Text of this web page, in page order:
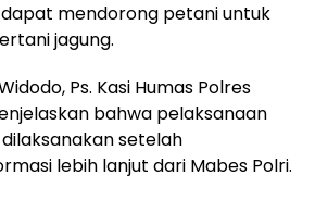
mendorong petani untuk
jagung.
Ps. Kasi Humas Polres
bahwa pelaksanaan
setelah
lebih lanjut dari Mabes Polri.